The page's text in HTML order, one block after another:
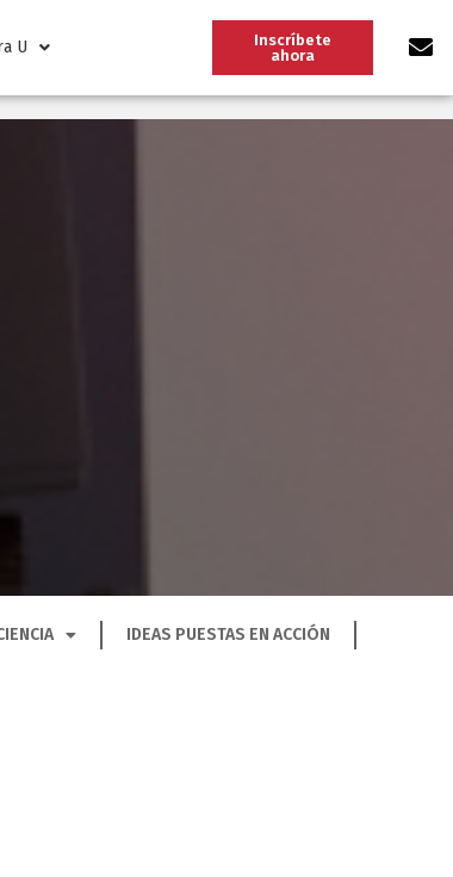
U
Inscríbete
ahora
IDEAS PUESTAS EN ACCIÓN